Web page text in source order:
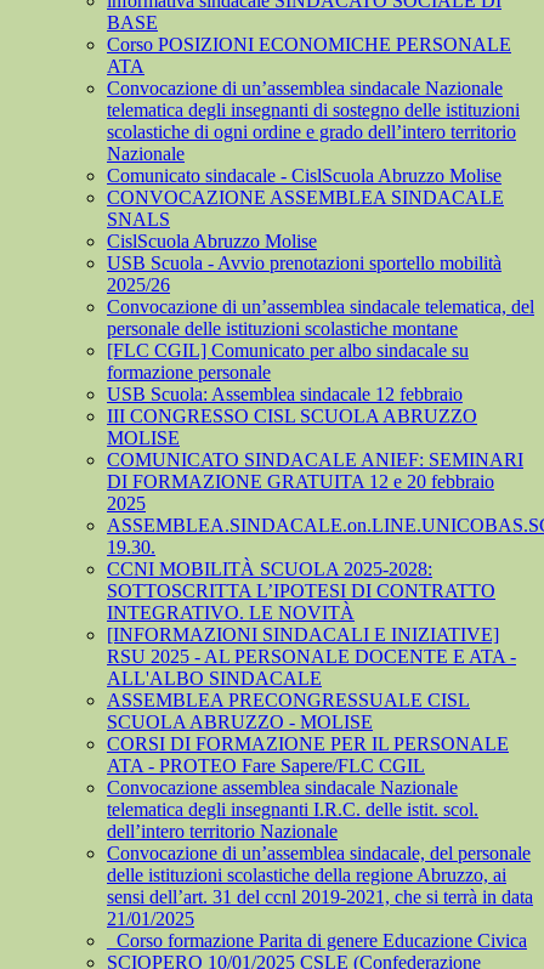
BASE
Corso POSIZIONI ECONOMICHE PERSONALE
ATA
Convocazione di un’assemblea sindacale Nazionale
telematica degli insegnanti di sostegno delle istituzioni
scolastiche di ogni ordine e grado dell’intero territorio
Nazionale
Comunicato sindacale - CislScuola Abruzzo Molise
CONVOCAZIONE ASSEMBLEA SINDACALE
SNALS
CislScuola Abruzzo Molise
USB Scuola - Avvio prenotazioni sportello mobilità
2025/26
Convocazione di un’assemblea sindacale telematica, del
personale delle istituzioni scolastiche montane
[FLC CGIL] Comunicato per albo sindacale su
formazione personale
USB Scuola: Assemblea sindacale 12 febbraio
III CONGRESSO CISL SCUOLA ABRUZZO
MOLISE
COMUNICATO SINDACALE ANIEF: SEMINARI
DI FORMAZIONE GRATUITA 12 e 20 febbraio
2025
19.30.
CCNI MOBILITÀ SCUOLA 2025-2028:
SOTTOSCRITTA L’IPOTESI DI CONTRATTO
INTEGRATIVO. LE NOVITÀ
[INFORMAZIONI SINDACALI E INIZIATIVE]
RSU 2025 - AL PERSONALE DOCENTE E ATA -
ALL'ALBO SINDACALE
ASSEMBLEA PRECONGRESSUALE CISL
SCUOLA ABRUZZO - MOLISE
CORSI DI FORMAZIONE PER IL PERSONALE
ATA - PROTEO Fare Sapere/FLC CGIL
Convocazione assemblea sindacale Nazionale
telematica degli insegnanti I.R.C. delle istit. scol.
dell’intero territorio Nazionale
Convocazione di un’assemblea sindacale, del personale
delle istituzioni scolastiche della regione Abruzzo, ai
sensi dell’art. 31 del ccnl 2019-2021, che si terrà in data
21/01/2025
_Corso formazione Parita di genere Educazione Civica
SCIOPERO 10/01/2025 CSLE (Confederazione